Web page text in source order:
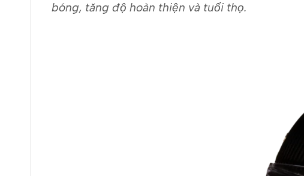
bóng, tăng độ hoàn thiện và tuổi thọ.